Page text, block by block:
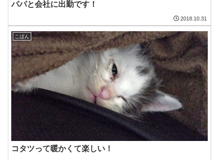
パパと会社に出勤です！
2018.10.31
こばん
コタツって暖かくて楽しい！